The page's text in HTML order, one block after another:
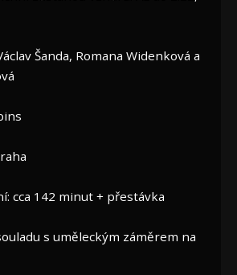
Šanda, Romana Widenková a
cca 142 minut + přestávka
s uměleckým záměrem na